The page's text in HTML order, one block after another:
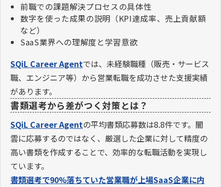
前職での課題解決プロセスの具体性
数字を使った成果の説明（KPI達成率、売上貢献額
など）
SaaS業界への理解度と学習意欲
SQiL Career Agentでは、未経験職種（販売・サービス
職、エンジニア等）から営業転職を成功させた支援実績
があります。
書類選考から差がつく対策とは？
SQiL Career Agentの平均書類応募数は8.8件です。闇
雲に応募するのではなく、厳選した企業に対して精度の
高い書類を作成することで、効率的な転職活動を実現し
ています。
書類選考で90%落ちていた営業職が上場SaaS企業に内